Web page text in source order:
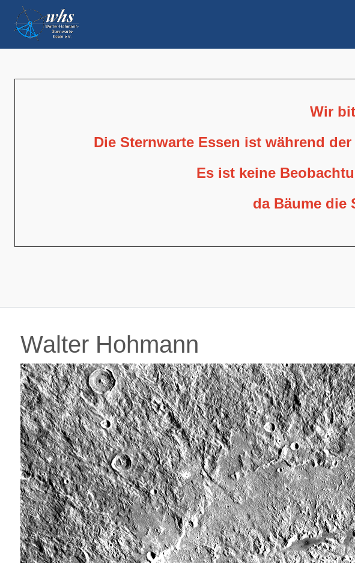
Wir
Die Sternwarte Essen ist während
Es ist keine
da Bäume die
Walter Hohmann